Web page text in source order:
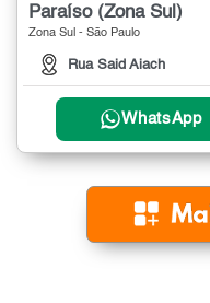
Paraíso (Zona Sul)
Zona Sul - São Paulo
Rua Said Aiach
WhatsApp